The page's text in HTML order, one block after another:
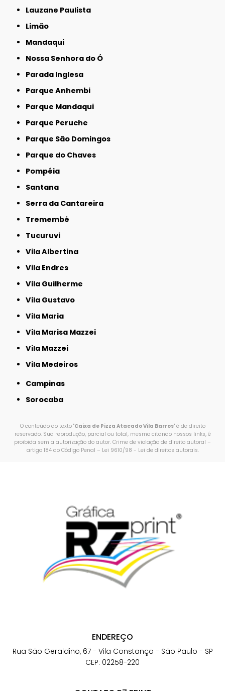
Lauzane Paulista
Limão
Mandaqui
Nossa Senhora do Ó
Parada Inglesa
Parque Anhembi
Parque Mandaqui
Parque Peruche
Parque São Domingos
Parque do Chaves
Pompéia
Santana
Serra da Cantareira
Tremembé
Tucuruvi
Vila Albertina
Vila Endres
Vila Guilherme
Vila Gustavo
Vila Maria
Vila Marisa Mazzei
Vila Mazzei
Vila Medeiros
Campinas
Sorocaba
O conteúdo do texto "Caixa de Pizza Atacado Vila Barros" é de direito
reservado. Sua reprodução, parcial ou total, mesmo citando nossos links, é
proibida sem a autorização do autor. Crime de violação de direito autoral –
artigo 184 do Código Penal – Lei 9610/98 - Lei de direitos autorais.
ENDEREÇO
Rua São Geraldino, 67 - Vila Constança - São Paulo - SP
CEP: 02258-220